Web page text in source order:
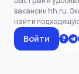
вакансии hh.ru.
найти
Войти